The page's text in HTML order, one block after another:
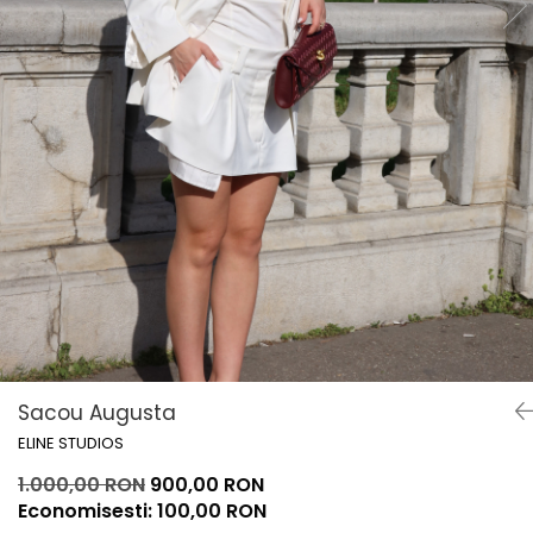
Sacou Augusta
ELINE STUDIOS
1.000,00 RON 900,00 RON
Economisesti:100,00 RON